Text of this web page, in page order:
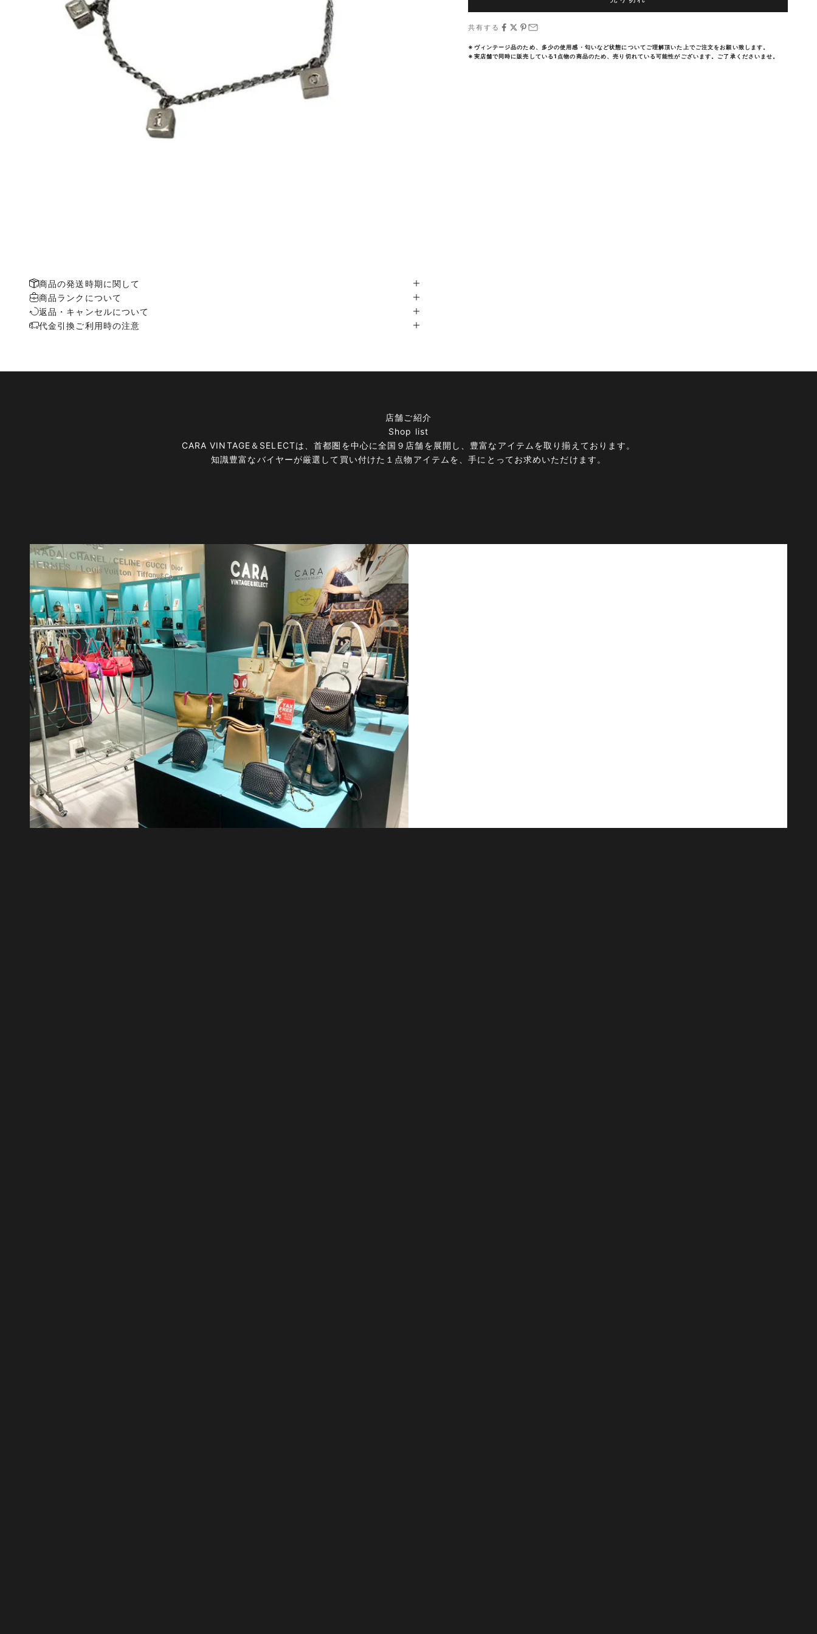
共有する
※ヴィンテージ品のため、多少の使用感・匂いなど状態についてご理解頂いた上でご注文をお願い致します。
※実店舗で同時に販売している1点物の商品のため、売り切れている可能性がございます。ご了承くださいませ。
商品の発送時期に関して
商品ランクについて
返品・キャンセルについて
代金引換ご利用時の注意
店舗ご紹介
Shop list
CARA VINTAGE＆SELECTは、首都圏を中心に全国９店舗を展開し、豊富なアイテムを取り揃えております。
知識豊富なバイヤーが厳選して買い付けた１点物アイテムを、手にとってお求めいただけます。